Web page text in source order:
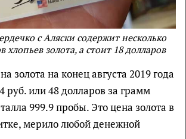
с Аляски содержит несколько
золота, а стоит 18 долларов
золота на конец августа 2019 года
руб. или 48 долларов за грамм
999.9 пробы. Это цена золота в
мерило любой денежной